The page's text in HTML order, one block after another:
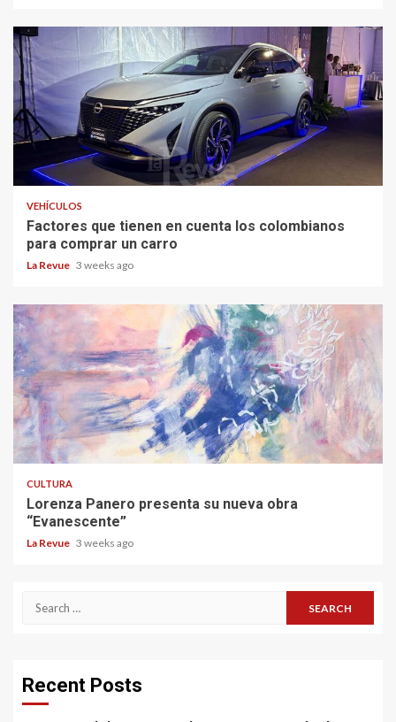
VEHÍCULOS
Factores que tienen en cuenta los colombianos
para comprar un carro
La Revue 3 weeks ago
CULTURA
Lorenza Panero presenta su nueva obra
“Evanescente”
La Revue 3 weeks ago
Search
Recent Posts